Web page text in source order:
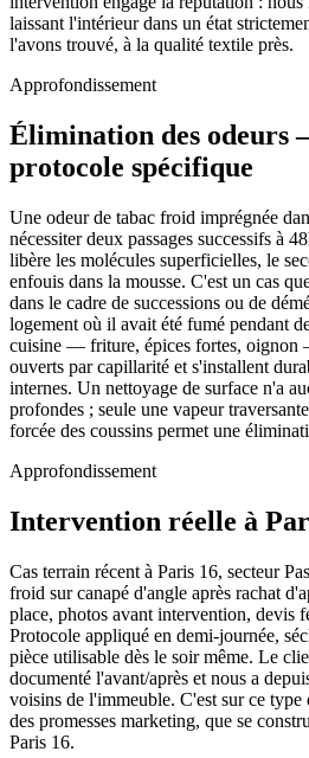
laissant l'intérieur dans un état
l'avons trouvé, à la qualité textile près.
Approfondissement
Élimination des odeurs
protocole spécifique
Une odeur de tabac froid imprégnée
nécessiter deux passages successifs à
libère les molécules superficielles, le
enfouis dans la mousse. C'est un cas
dans le cadre de successions ou de
logement où il avait été fumé pendant
cuisine — friture, épices fortes, oignon
ouverts par capillarité et s'installent
internes. Un nettoyage de surface n'a
profondes ; seule une vapeur
forcée des coussins permet une
Approfondissement
Intervention réelle à
Cas terrain récent à Paris 16, secteur
froid sur canapé d'angle après rachat
place, photos avant intervention, devis
Protocole appliqué en demi-journée,
pièce utilisable dès le soir même. Le
documenté l'avant/après et nous a
voisins de l'immeuble. C'est sur ce type
des promesses marketing, que se
Paris 16.